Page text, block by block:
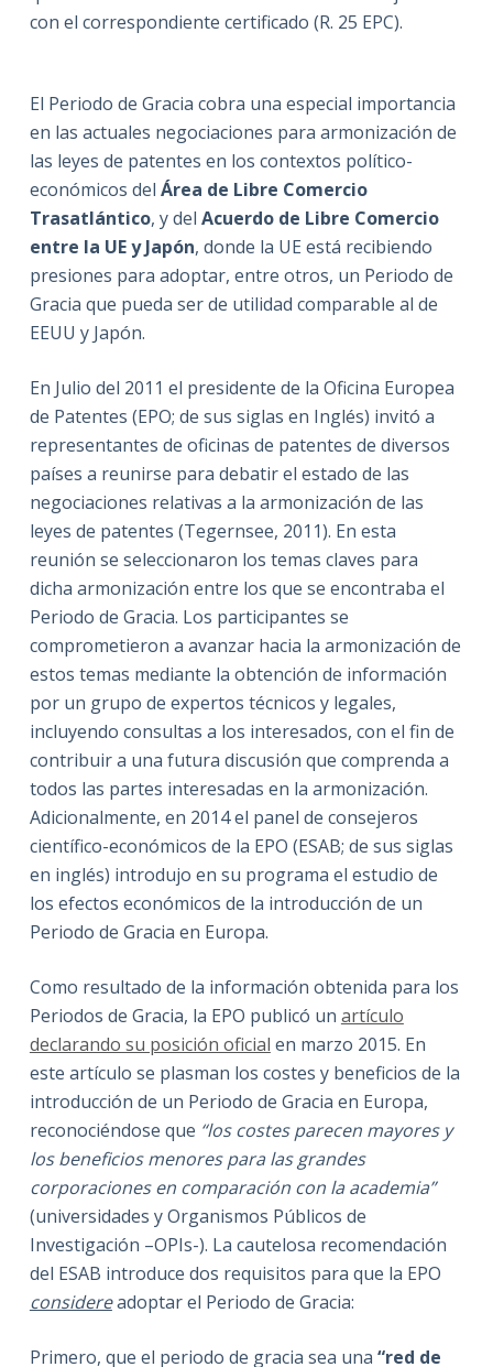
con el correspondiente certificado (R. 25 EPC).
El Periodo de Gracia cobra una especial importancia
en las actuales negociaciones para armonización de
las leyes de patentes en los contextos político-
económicos del Área de Libre Comercio
Trasatlántico, y del Acuerdo de Libre Comercio
entre la UE y Japón, donde la UE está recibiendo
presiones para adoptar, entre otros, un Periodo de
Gracia que pueda ser de utilidad comparable al de
EEUU y Japón.
En Julio del 2011 el presidente de la Oficina Europea
de Patentes (EPO; de sus siglas en Inglés) invitó a
representantes de oficinas de patentes de diversos
países a reunirse para debatir el estado de las
negociaciones relativas a la armonización de las
leyes de patentes (Tegernsee, 2011). En esta
reunión se seleccionaron los temas claves para
dicha armonización entre los que se encontraba el
Periodo de Gracia. Los participantes se
comprometieron a avanzar hacia la armonización de
estos temas mediante la obtención de información
por un grupo de expertos técnicos y legales,
incluyendo consultas a los interesados, con el fin de
contribuir a una futura discusión que comprenda a
todos las partes interesadas en la armonización.
Adicionalmente, en 2014 el panel de consejeros
científico-económicos de la EPO (ESAB; de sus siglas
en inglés) introdujo en su programa el estudio de
los efectos económicos de la introducción de un
Periodo de Gracia en Europa.
Como resultado de la información obtenida para los
Periodos de Gracia, la EPO publicó un artículo
declarando su posición oficial en marzo 2015. En
este artículo se plasman los costes y beneficios de la
introducción de un Periodo de Gracia en Europa,
reconociéndose que “los costes parecen mayores y
los beneficios menores para las grandes
corporaciones en comparación con la academia”
(universidades y Organismos Públicos de
Investigación –OPIs-). La cautelosa recomendación
del ESAB introduce dos requisitos para que la EPO
considereadoptar el Periodo de Gracia:
Primero, que el periodo de gracia sea una “red de